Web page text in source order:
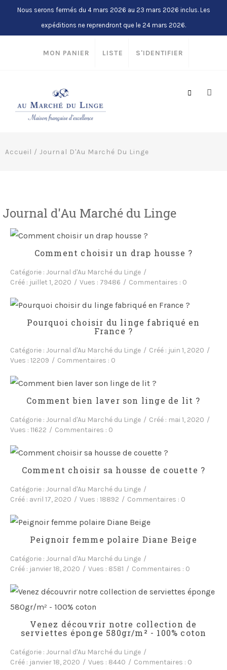
Nous serons fermés du 4 mars 2026 au 23 mars 2026 inclus. Les
expéditions ne reprendront que le 24 mars 2026.
MON PANIER LISTE S'IDENTIFIER
Accueil / Journal D'Au Marché Du Linge
Journal d'Au Marché du Linge
Comment choisir un drap housse ?
Catégorie : Journal d'Au Marché du Linge
Créé : juillet 1, 2020 Vues : 79486 Commentaires : 0
Pourquoi choisir du linge fabriqué en
France ?
Catégorie : Journal d'Au Marché du Linge Créé : juin 1, 2020
Vues : 12209 Commentaires : 0
Comment bien laver son linge de lit ?
Catégorie : Journal d'Au Marché du Linge Créé : mai 1, 2020
Vues : 11622 Commentaires : 0
Comment choisir sa housse de couette ?
Catégorie : Journal d'Au Marché du Linge
Créé : avril 17, 2020 Vues : 18892 Commentaires : 0
Peignoir femme polaire Diane Beige
Catégorie : Journal d'Au Marché du Linge
Créé : janvier 18, 2020 Vues : 8581 Commentaires : 0
Venez découvrir notre collection de
serviettes éponge 580gr/m² - 100% coton
Catégorie : Journal d'Au Marché du Linge
Créé : janvier 18, 2020 Vues : 8440 Commentaires : 0